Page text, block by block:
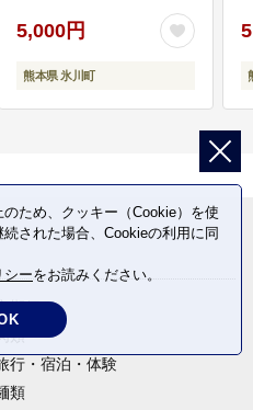
5,000円
熊本県 氷川町
期便
類
行・宿泊・体験
類
ため、クッキー（Cookie）を使
された場合、Cookieの利用に同
シーをお読みください。